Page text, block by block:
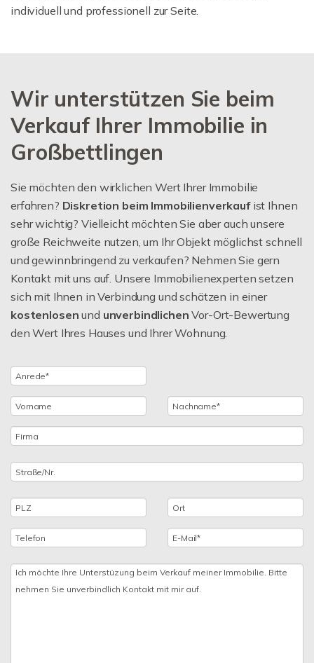
individuell und professionell zur Seite.
Wir unterstützen Sie beim
Verkauf Ihrer Immobilie in
Großbettlingen
Sie möchten den wirklichen Wert Ihrer Immobilie
erfahren? Diskretion beim Immobilienverkaufist Ihnen
sehr wichtig? Vielleicht möchten Sie aber auch unsere
große Reichweite nutzen, um Ihr Objekt möglichst schnell
und gewinnbringend zu verkaufen? Nehmen Sie gern
Kontakt mit uns auf. Unsere Immobilienexperten setzen
sich mit Ihnen in Verbindung und schätzen in einer
kostenlosenund unverbindlichenVor-Ort-Bewertung
den Wert Ihres Hauses und Ihrer Wohnung.